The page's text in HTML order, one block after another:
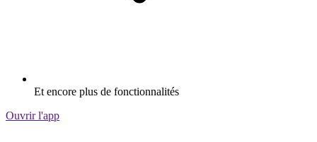
Et encore plus de fonctionnalités
Ouvrir l'app